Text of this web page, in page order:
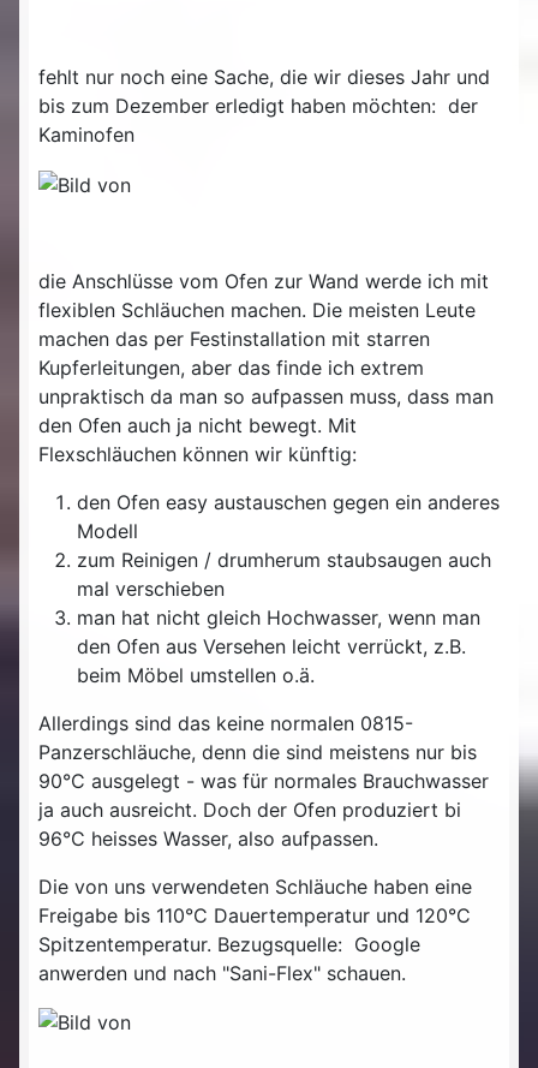
fehlt nur noch eine Sache, die wir dieses Jahr und
bis zum Dezember erledigt haben möchten: der
Kaminofen
die Anschlüsse vom Ofen zur Wand werde ich mit
flexiblen Schläuchen machen. Die meisten Leute
machen das per Festinstallation mit starren
Kupferleitungen, aber das finde ich extrem
unpraktisch da man so aufpassen muss, dass man
den Ofen auch ja nicht bewegt. Mit
Flexschläuchen können wir künftig:
den Ofen easy austauschen gegen ein anderes
Modell
zum Reinigen / drumherum staubsaugen auch
mal verschieben
man hat nicht gleich Hochwasser, wenn man
den Ofen aus Versehen leicht verrückt, z.B.
beim Möbel umstellen o.ä.
Allerdings sind das keine normalen 0815-
Panzerschläuche, denn die sind meistens nur bis
90°C ausgelegt - was für normales Brauchwasser
ja auch ausreicht. Doch der Ofen produziert bi
96°C heisses Wasser, also aufpassen.
Die von uns verwendeten Schläuche haben eine
Freigabe bis 110°C Dauertemperatur und 120°C
Spitzentemperatur. Bezugsquelle: Google
anwerden und nach "Sani-Flex" schauen.